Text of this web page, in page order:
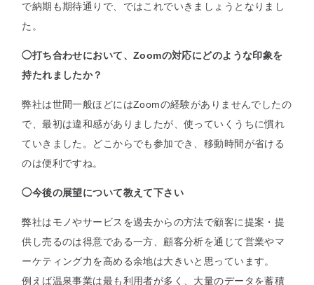
で納期も期待通りで、ではこれでいきましょうとなりまし
た。
◯打ち合わせにおいて、Zoomの対応にどのような印象を
持たれましたか？
弊社は世間一般ほどにはZoomの経験がありませんでしたの
で、最初は違和感がありましたが、使っていくうちに慣れ
ていきました。どこからでも参加でき、移動時間が省ける
のは便利ですね。
◯今後の展望について教えて下さい
弊社はモノやサービスを過去からの方法で顧客に提案・提
供し売るのは得意である一方、顧客分析を通じて営業やマ
ーケティング力を高める余地は大きいと思っています。
例えば温泉事業は最も利用者が多く、大量のデータを蓄積